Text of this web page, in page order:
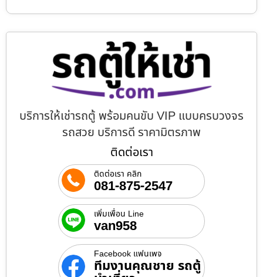
บริการให้เช่ารถตู้ พร้อมคนขับ VIP แบบครบวงจร
รถสวย บริการดี ราคามิตรภาพ
ติดต่อเรา
ติดต่อเรา คลิก
081-875-2547
เพิ่มเพื่อน Line
van958
Facebook แฟนเพจ
ทีมงานคุณชาย รถตู้